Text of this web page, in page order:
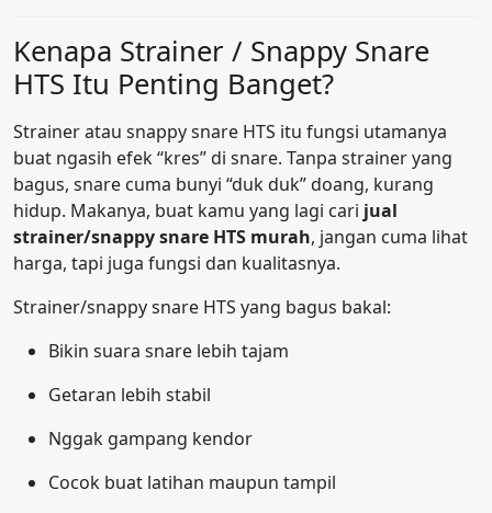
Kenapa Strainer / Snappy Snare
HTS Itu Penting Banget?
Strainer atau snappy snare HTS itu fungsi utamanya
buat ngasih efek “kres” di snare. Tanpa strainer yang
bagus, snare cuma bunyi “duk duk” doang, kurang
hidup. Makanya, buat kamu yang lagi cari jual
strainer/snappy snare HTS murah, jangan cuma lihat
harga, tapi juga fungsi dan kualitasnya.
Strainer/snappy snare HTS yang bagus bakal:
Bikin suara snare lebih tajam
Getaran lebih stabil
Nggak gampang kendor
Cocok buat latihan maupun tampil